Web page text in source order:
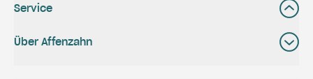
Service
Über Affenzahn